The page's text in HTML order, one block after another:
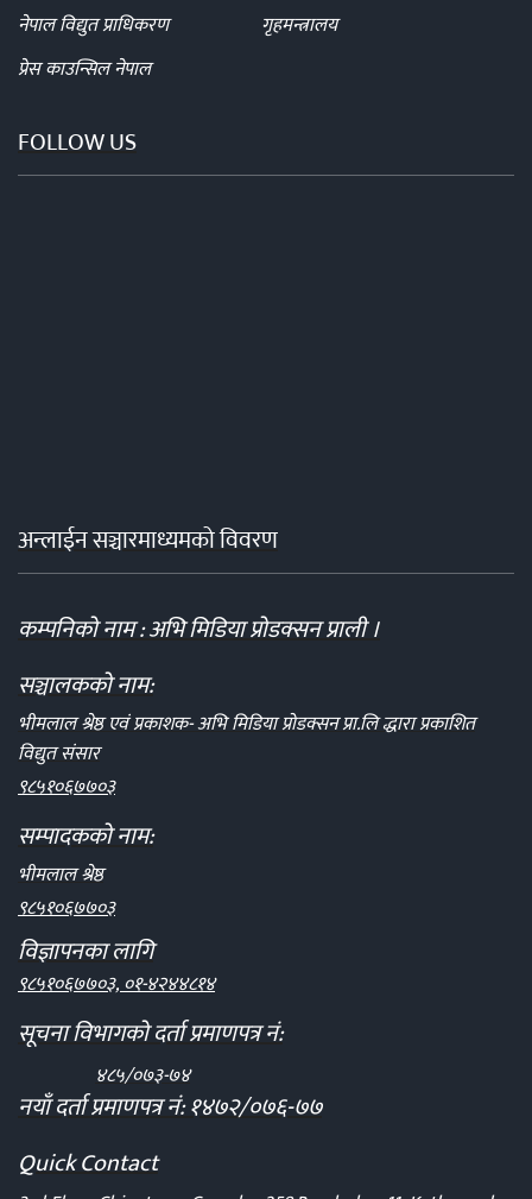
नेपाल विद्युत प्राधिकरण
गृहमन्त्रालय
प्रेस काउन्सिल नेपाल
FOLLOW US
अन्लाईन सञ्चारमाध्यमको विवरण
कम्पनिको नाम : अभि मिडिया प्रोडक्सन प्राली ।
सञ्चालकको नाम:
भीमलाल श्रेष्ठ एवं प्रकाशक- अभि मिडिया प्रोडक्सन प्रा.लि द्धारा प्रकाशित
विद्युत संसार
९८५१०६७७०३
सम्पादकको नाम:
भीमलाल श्रेष्ठ
९८५१०६७७०३
विज्ञापनका लागि
९८५१०६७७०३, ०१-४२४४८१४
सूचना विभागको दर्ता प्रमाणपत्र नं:
४८५/०७३-७४
नयाँ दर्ता प्रमाणपत्र नं: १४७२/०७६-७७
Quick Contact